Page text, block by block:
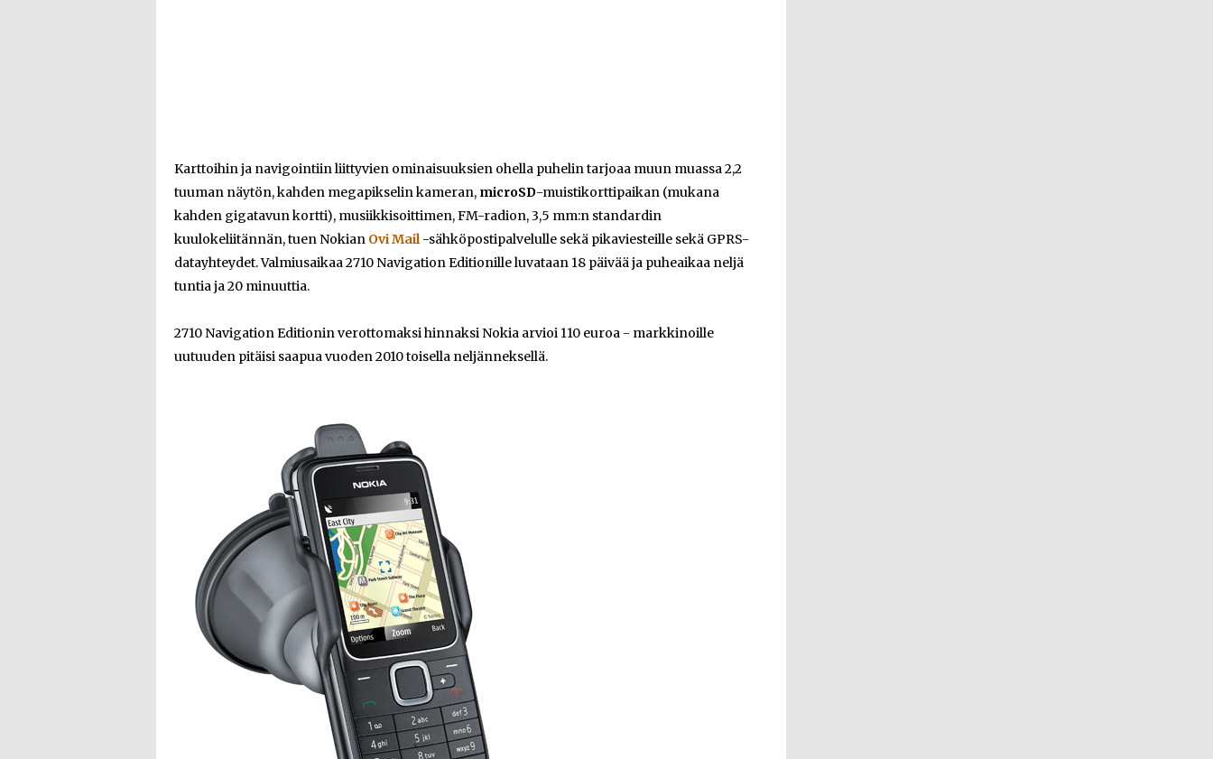
Karttoihin ja navigointiin liittyvien ominaisuuksien ohella puhelin tarjoaa muun muassa 2,2
tuuman näytön, kahden megapikselin kameran, microSD-muistikorttipaikan (mukana
kahden gigatavun kortti), musiikkisoittimen, FM-radion, 3,5 mm:n standardin
kuulokeliitännän, tuen Nokian Ovi Mail-sähköpostipalvelulle sekä pikaviesteille sekä GPRS-
datayhteydet. Valmiusaikaa 2710 Navigation Editionille luvataan 18 päivää ja puheaikaa neljä
tuntia ja 20 minuuttia.
2710 Navigation Editionin verottomaksi hinnaksi Nokia arvioi 110 euroa - markkinoille
uutuuden pitäisi saapua vuoden 2010 toisella neljänneksellä.